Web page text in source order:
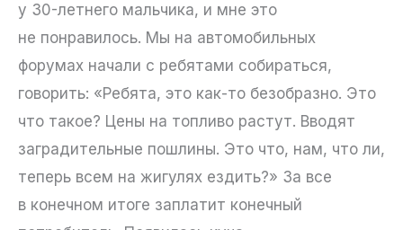
у 30-летнего мальчика, и мне это
не понравилось. Мы на автомобильных
форумах начали с ребятами собираться,
говорить: «Ребята, это как-то безобразно. Это
что такое? Цены на топливо растут. Вводят
заградительные пошлины. Это что, нам, что ли,
теперь всем на жигулях ездить?» За все
в конечном итоге заплатит конечный